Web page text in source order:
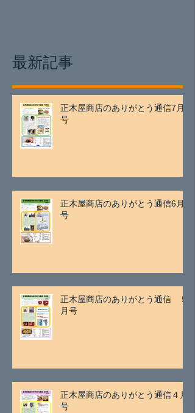
最新記事
正木屋商店のありがとう通信7月
号
正木屋商店のありがとう通信6月
号
正木屋商店のありがとう通信 ５
月号
正木屋商店のありがとう通信４月
号